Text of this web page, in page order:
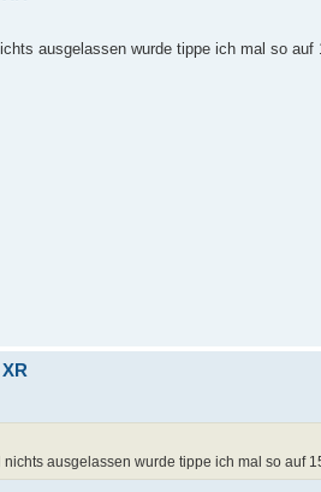
ausgelassen wurde tippe ich mal so auf
ausgelassen wurde tippe ich mal so auf